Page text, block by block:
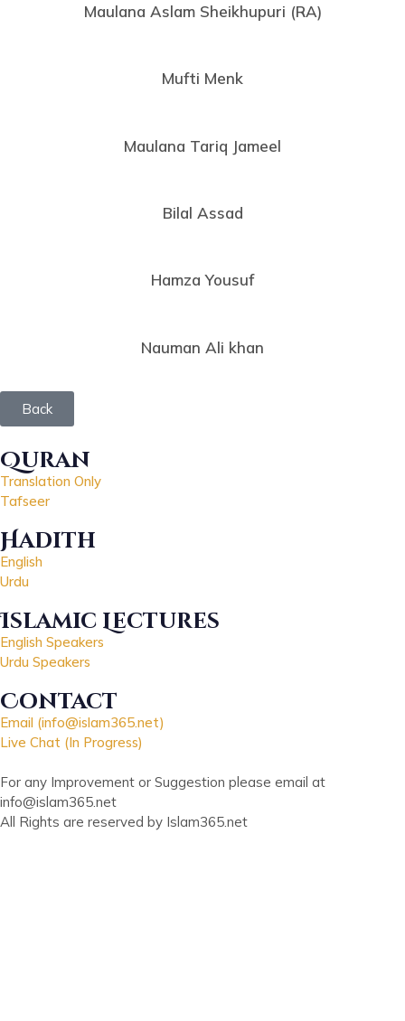
Maulana Aslam Sheikhupuri (RA)
Mufti Menk
Maulana Tariq Jameel
Bilal Assad
Hamza Yousuf
Nauman Ali khan
Back
Quran
Translation Only
Tafseer
Hadith
English
Urdu
Islamic Lectures
English Speakers
Urdu Speakers
Contact
Email (info@islam365.net)
Live Chat (In Progress)
For any Improvement or Suggestion please email at
info@islam365.net
All Rights are reserved by Islam365.net